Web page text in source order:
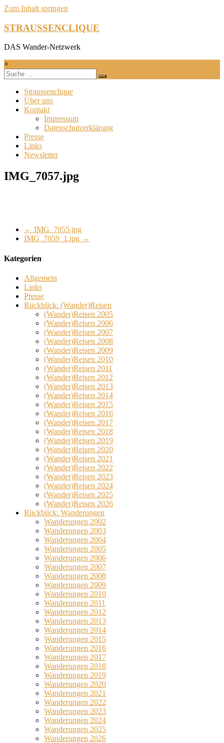
Zum Inhalt springen
STRAUSSENCLIQUE
DAS Wander-Netzwerk
×
Straussenclique
Über uns
Kontakt
Impressum
Datenschutzerklärung
Presse
Links
Newsletter
IMG_7057.jpg
← IMG_7055.jpg
IMG_7059_1.jpg →
Kategorien
Allgemein
Links
Presse
Rückblick: (Wander)Reisen
(Wander)Reisen 2005
(Wander)Reisen 2006
(Wander)Reisen 2007
(Wander)Reisen 2008
(Wander)Reisen 2009
(Wander)Reisen 2010
(Wander)Reisen 2011
(Wander)Reisen 2012
(Wander)Reisen 2013
(Wander)Reisen 2014
(Wander)Reisen 2015
(Wander)Reisen 2016
(Wander)Reisen 2017
(Wander)Reisen 2018
(Wander)Reisen 2019
(Wander)Reisen 2020
(Wander)Reisen 2021
(Wander)Reisen 2022
(Wander)Reisen 2023
(Wander)Reisen 2024
(Wander)Reisen 2025
(Wander)Reisen 2026
Rückblick: Wanderungen
Wanderungen 2002
Wanderungen 2003
Wanderungen 2004
Wanderungen 2005
Wanderungen 2006
Wanderungen 2007
Wanderungen 2008
Wanderungen 2009
Wanderungen 2010
Wanderungen 2011
Wanderungen 2012
Wanderungen 2013
Wanderungen 2014
Wanderungen 2015
Wanderungen 2016
Wanderungen 2017
Wanderungen 2018
Wanderungen 2019
Wanderungen 2020
Wanderungen 2021
Wanderungen 2022
Wanderungen 2023
Wanderungen 2024
Wanderungen 2025
Wanderungen 2026